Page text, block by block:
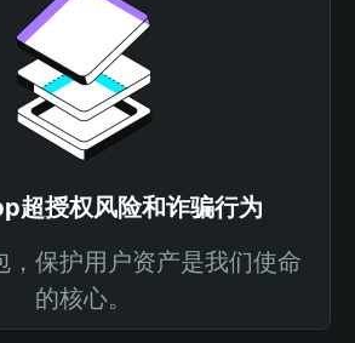
超授权风险和诈骗行为
，保护用户资产是我们使命
的核心。